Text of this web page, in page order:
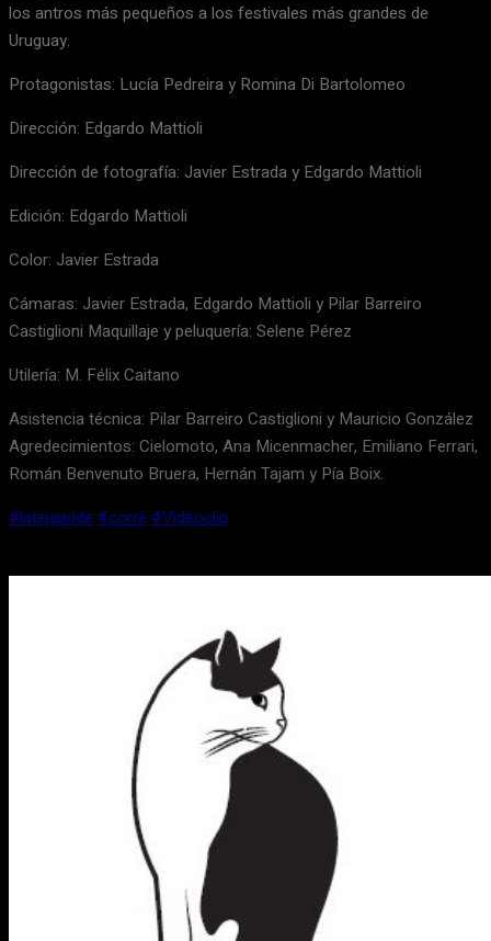
los antros más pequeños a los festivales más grandes de
Uruguay.
Protagonistas: Lucía Pedreira y Romina Di Bartolomeo
Dirección: Edgardo Mattioli
Dirección de fotografía: Javier Estrada y Edgardo Mattioli
Edición: Edgardo Mattioli
Color: Javier Estrada
Cámaras: Javier Estrada, Edgardo Mattioli y Pilar Barreiro
Castiglioni Maquillaje y peluquería: Selene Pérez
Utilería: M. Félix Caitano
Asistencia técnica: Pilar Barreiro Castiglioni y Mauricio González
Agredecimientos: Cielomoto, Ana Micenmacher, Emiliano Ferrari,
Román Benvenuto Bruera, Hernán Tajam y Pía Boix.
#latejapride #corré #Videoclip